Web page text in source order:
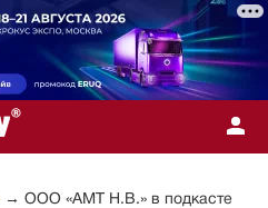
→ ООО «АМТ Н.В.» в подкасте